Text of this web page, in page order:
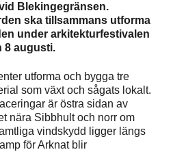
Blekingegränsen.
ska tillsammans utforma
under arkitekturfestivalen
8 augusti.
utforma och bygga tre
som växt och sågats lokalt.
är östra sidan av
nära Sibbhult och norr om
vindskydd ligger längs
för Arknat blir